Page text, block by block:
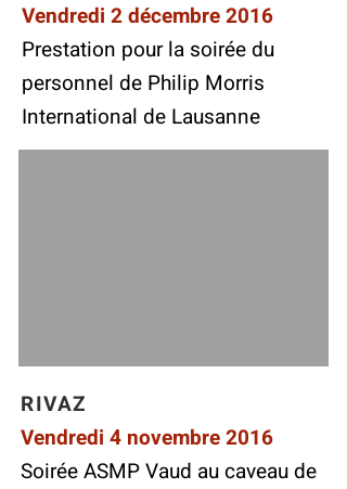
Vendredi 2 décembre 2016
Prestation pour la soirée du
personnel de Philip Morris
International de Lausanne
RIVAZ
Vendredi 4 novembre 2016
Soirée ASMP Vaud au caveau de